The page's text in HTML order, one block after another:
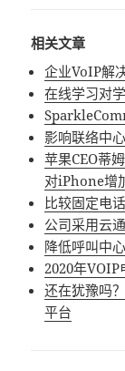
相关文章
企业VoIP解
在线学习对
影响联络中
苹果CEO蒂
对iPhone增
比较固定电
公司采用云
降低呼叫中
2020年VOIP
还在犹豫吗
平台